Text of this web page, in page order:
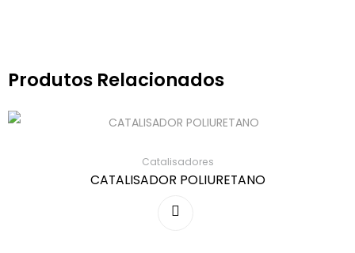
Produtos Relacionados
Catalisadores
CATALISADOR POLIURETANO